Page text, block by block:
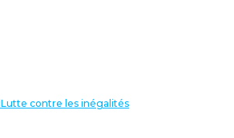
Lutte contre les inégalités